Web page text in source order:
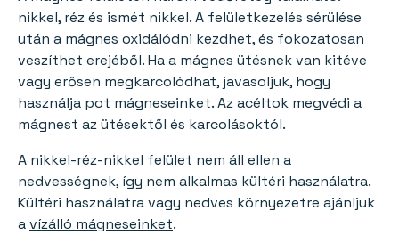
nikkel, réz és ismét nikkel. A felületkezelés sérülése
után a mágnes oxidálódni kezdhet, és fokozatosan
veszíthet erejéből. Ha a mágnes ütésnek van kitéve
vagy erősen megkarcolódhat, javasoljuk, hogy
használja pot mágneseinket. Az acéltok megvédi a
mágnest az ütésektől és karcolásoktól.
A nikkel-réz-nikkel felület nem áll ellen a
nedvességnek, így nem alkalmas kültéri használatra.
Kültéri használatra vagy nedves környezetre ajánljuk
avízálló mágneseinket.